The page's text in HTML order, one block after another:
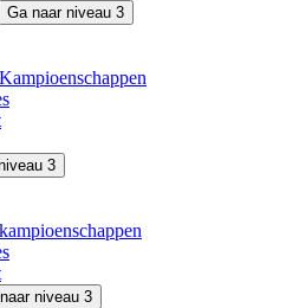
Ga naar niveau 3
3
niveau 3